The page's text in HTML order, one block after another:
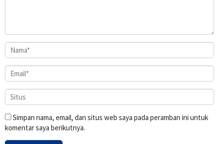
Simpan nama, email, dan situs web saya pada peramban ini untuk
komentar saya berikutnya.